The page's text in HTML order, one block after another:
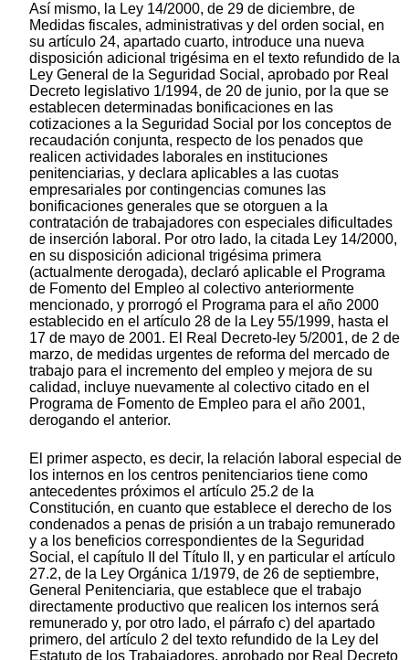
Así mismo, la Ley 14/2000, de 29 de diciembre, de
Medidas fiscales, administrativas y del orden social, en
su artículo 24, apartado cuarto, introduce una nueva
disposición adicional trigésima en el texto refundido de la
Ley General de la Seguridad Social, aprobado por Real
Decreto legislativo 1/1994, de 20 de junio, por la que se
establecen determinadas bonificaciones en las
cotizaciones a la Seguridad Social por los conceptos de
recaudación conjunta, respecto de los penados que
realicen actividades laborales en instituciones
penitenciarias, y declara aplicables a las cuotas
empresariales por contingencias comunes las
bonificaciones generales que se otorguen a la
contratación de trabajadores con especiales dificultades
de inserción laboral. Por otro lado, la citada Ley 14/2000,
en su disposición adicional trigésima primera
(actualmente derogada), declaró aplicable el Programa
de Fomento del Empleo al colectivo anteriormente
mencionado, y prorrogó el Programa para el año 2000
establecido en el artículo 28 de la Ley 55/1999, hasta el
17 de mayo de 2001. El Real Decreto-ley 5/2001, de 2 de
marzo, de medidas urgentes de reforma del mercado de
trabajo para el incremento del empleo y mejora de su
calidad, incluye nuevamente al colectivo citado en el
Programa de Fomento de Empleo para el año 2001,
derogando el anterior.
El primer aspecto, es decir, la relación laboral especial de
los internos en los centros penitenciarios tiene como
antecedentes próximos el artículo 25.2 de la
Constitución, en cuanto que establece el derecho de los
condenados a penas de prisión a un trabajo remunerado
y a los beneficios correspondientes de la Seguridad
Social, el capítulo II del Título II, y en particular el artículo
27.2, de la Ley Orgánica 1/1979, de 26 de septiembre,
General Penitenciaria, que establece que el trabajo
directamente productivo que realicen los internos será
remunerado y, por otro lado, el párrafo c) del apartado
primero, del artículo 2 del texto refundido de la Ley del
Estatuto de los Trabajadores, aprobado por Real Decreto